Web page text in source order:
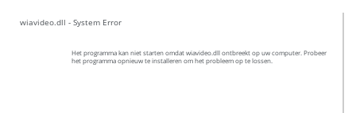
wiavideo.dll - System Error
Het programma kan niet starten omdat wiavideo.dll ontbreekt op uw computer. Probeer
het programma opnieuw te installeren om het probleem op te lossen.